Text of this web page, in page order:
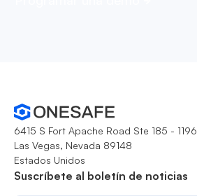
6415 S Fort Apache Road Ste 185 - 1196
Las Vegas, Nevada 89148
Estados Unidos
Suscríbete al boletín de noticias